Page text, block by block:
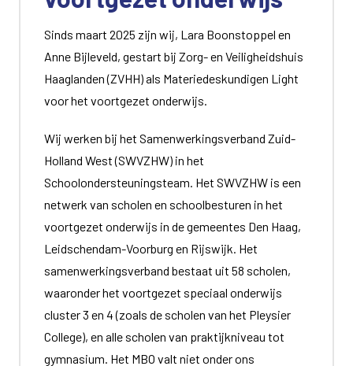
Sinds maart 2025 zijn wij, Lara Boonstoppel en
Anne Bijleveld, gestart bij Zorg- en Veiligheidshuis
Haaglanden (ZVHH) als Materiedeskundigen Light
voor het voortgezet onderwijs.
Wij werken bij het Samenwerkingsverband Zuid-
Holland West (SWVZHW) in het
Schoolondersteuningsteam. Het SWVZHW is een
netwerk van scholen en schoolbesturen in het
voortgezet onderwijs in de gemeentes Den Haag,
Leidschendam-Voorburg en Rijswijk. Het
samenwerkingsverband bestaat uit 58 scholen,
waaronder het voortgezet speciaal onderwijs
cluster 3 en 4 (zoals de scholen van het Pleysier
College), en alle scholen van praktijkniveau tot
gymnasium. Het MBO valt niet onder ons